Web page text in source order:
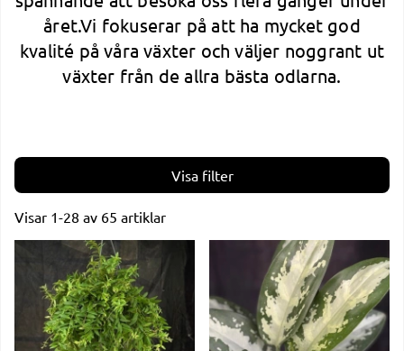
året.Vi fokuserar på att ha mycket god
kvalité på våra växter och väljer noggrant ut
växter från de allra bästa odlarna.
Filtrera
Visar 1-28 av 65 artiklar
Produkter